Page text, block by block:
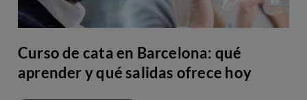
Curso de cata en Barcelona: qué
aprender y qué salidas ofrece hoy